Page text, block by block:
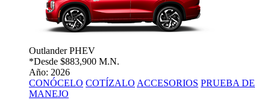
Outlander PHEV
*Desde $883,900 M.N.
Año: 2026
CONÓCELO COTÍZALO ACCESORIOS PRUEBA DE
MANEJO